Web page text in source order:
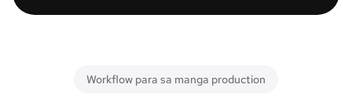
Workflow para sa manga production